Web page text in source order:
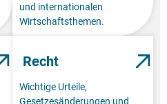
und internationalen
Wirtschaftsthemen.
Recht
Wichtige Urteile,
Gesetzesänderungen und